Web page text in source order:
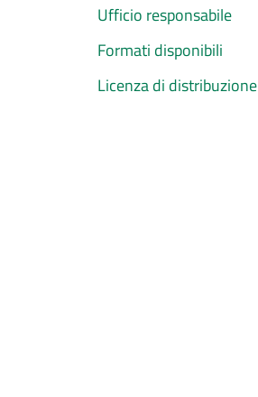
Ufficio responsabile
Formati disponibili
Licenza di distribuzione